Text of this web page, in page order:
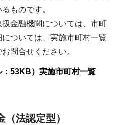
ものです。
金融機関については、市町
ついては、実施市町村一覧
問合せください。
53KB） 実施市町村一覧
法認定型）